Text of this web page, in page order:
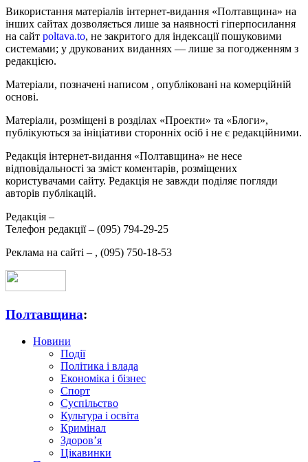
Використання матеріалів інтернет-видання «Полтавщина» на
інших сайтах дозволяється лише за наявності гіперпосилання
на сайт poltava.to, не закритого для індексації пошуковими
системами; у друкованих виданнях — лише за погодженням з
редакцією.
Матеріали, позначені написом , опубліковані на комерційній
основі.
Матеріали, розміщені в розділах «Проекти» та «Блоги»,
публікуються за ініціативи сторонніх осіб і не є редакційними.
Редакція інтернет-видання «Полтавщина» не несе
відповідальності за зміст коментарів, розміщених
користувачами сайту. Редакція не завжди поділяє погляди
авторів публікацій.
Редакція –
Телефон редакції – (095) 794-29-25
Реклама на сайті – , (095) 750-18-53
Полтавщина:
Новини
Події
Політика і влада
Економіка і бізнес
Спорт
Суспільство
Культура і освіта
Кримінал
Здоров’я
Цікавинки